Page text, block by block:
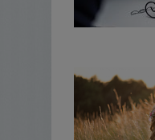
sfotografować
momenty.
Czy posiadam
doświadczenie?